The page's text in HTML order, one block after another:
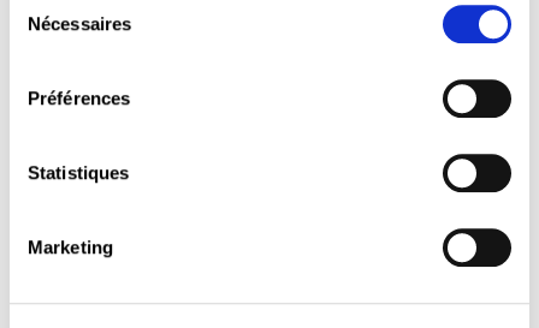
Nécessaires
Préférences
Statistiques
Marketing
LIRE
Avis évacués